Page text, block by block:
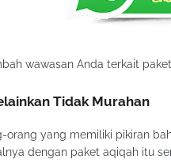
wawasan Anda terkait
Tidak Murahan
orang yang memiliki pikiran
dengan paket aqiqah itu